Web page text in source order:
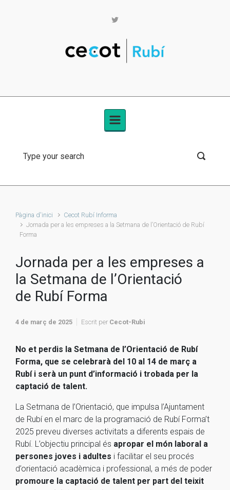
Pàgina d'inici
Cecot Rubí Informa
Jornada per a les empreses a la Setmana de l’Orientació de Rubí
Forma
Jornada per a les empreses a
la Setmana de l’Orientació
de Rubí Forma
4 de març de 2025 Escrit per Cecot-Rubi
No et perdis la Setmana de l’Orientació de Rubí
Forma, que se celebrarà del 10 al 14 de març a
Rubí i serà un punt d’informació i trobada per la
captació de talent.
La Setmana de l’Orientació, que impulsa l’Ajuntament
de Rubí en el marc de la programació de Rubí Forma’t
2025 preveu diverses activitats a diferents espais de
Rubí. L’objectiu principal és apropar el món laboral a
persones joves i adultes i facilitar el seu procés
d’orientació acadèmica i professional, a més de poder
promoure la captació de talent per part del teixit